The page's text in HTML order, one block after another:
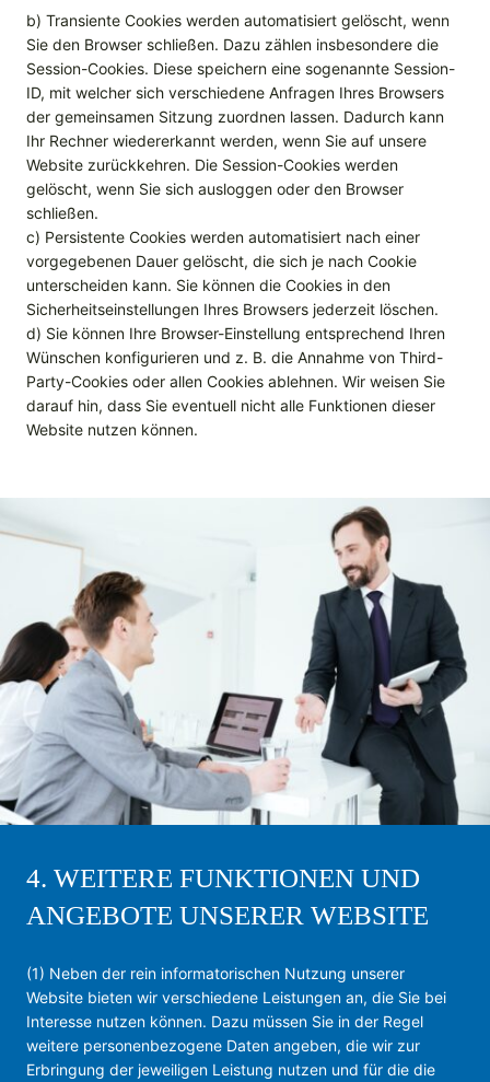
b) Transiente Cookies werden automatisiert gelöscht, wenn
Sie den Browser schließen. Dazu zählen insbesondere die
Session-Cookies. Diese speichern eine sogenannte Session-
ID, mit welcher sich verschiedene Anfragen Ihres Browsers
der gemeinsamen Sitzung zuordnen lassen. Dadurch kann
Ihr Rechner wiedererkannt werden, wenn Sie auf unsere
Website zurückkehren. Die Session-Cookies werden
gelöscht, wenn Sie sich ausloggen oder den Browser
schließen.
c) Persistente Cookies werden automatisiert nach einer
vorgegebenen Dauer gelöscht, die sich je nach Cookie
unterscheiden kann. Sie können die Cookies in den
Sicherheitseinstellungen Ihres Browsers jederzeit löschen.
d) Sie können Ihre Browser-Einstellung entsprechend Ihren
Wünschen konfigurieren und z. B. die Annahme von Third-
Party-Cookies oder allen Cookies ablehnen. Wir weisen Sie
darauf hin, dass Sie eventuell nicht alle Funktionen dieser
Website nutzen können.
4. WEITERE FUNKTIONEN UND
ANGEBOTE UNSERER WEBSITE
(1) Neben der rein informatorischen Nutzung unserer
Website bieten wir verschiedene Leistungen an, die Sie bei
Interesse nutzen können. Dazu müssen Sie in der Regel
weitere personenbezogene Daten angeben, die wir zur
Erbringung der jeweiligen Leistung nutzen und für die die